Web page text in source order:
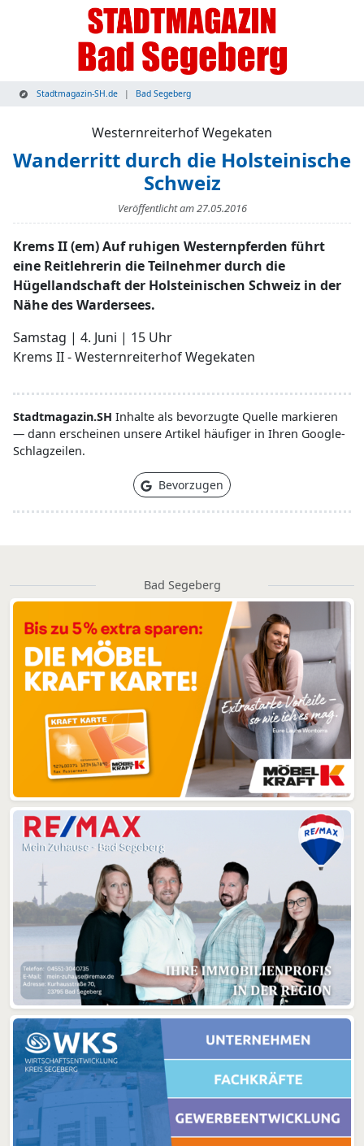
Stadtmagazin-SH.de Bad Segeberg
Westernreiterhof Wegekaten
Wanderritt durch die Holsteinische
Schweiz
Veröffentlicht am27.05.2016
Krems II (em) Auf ruhigen Westernpferden führt
eine Reitlehrerin die Teilnehmer durch die
Hügellandschaft der Holsteinischen Schweiz in der
Nähe des Wardersees.
Samstag | 4. Juni | 15 Uhr
Krems II - Westernreiterhof Wegekaten
Stadtmagazin.SH Inhalte als bevorzugte Quelle markieren
— dann erscheinen unsere Artikel häufiger in Ihren Google-
Schlagzeilen.
Bevorzugen
Bad Segeberg